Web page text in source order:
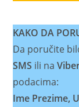
KAKO DA
Da poručite
SMS ili na
podacima:
Ime Prezime,